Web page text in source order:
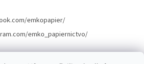
emkopapier/
emko_papiernictvo/